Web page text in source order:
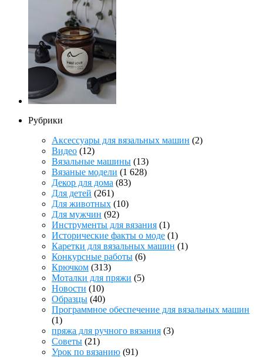
Рубрики
Аксессуары для вязальных машин (2)
Видео (12)
Вязальные машины (13)
Вязаные модели (1 628)
Декор для дома (83)
Для детей (261)
Для животных (10)
Для мужчин (92)
Инструменты для вязания (1)
Исторические факты о моде (1)
Каретки для вязальных машин (1)
Конкурсные работы (6)
Крючком (313)
Моталки для пряжи (5)
Новости (10)
Образцы (40)
Программное обеспечение для вязальных машин
(1)
пряжа для ручного вязания (3)
Советы (21)
Урок по вязанию (91)